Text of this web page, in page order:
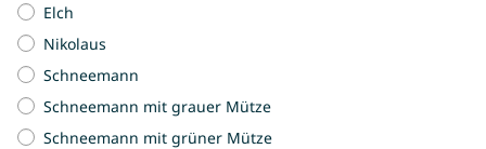
Elch
Nikolaus
Schneemann
Schneemann mit grauer Mütze
Schneemann mit grüner Mütze